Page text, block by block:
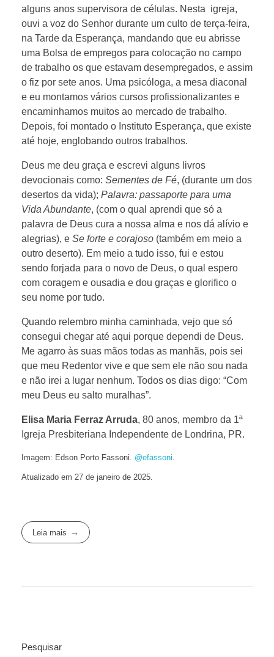
alguns anos supervisora de células. Nesta igreja,
ouvi a voz do Senhor durante um culto de terça-feira,
na Tarde da Esperança, mandando que eu abrisse
uma Bolsa de empregos para colocação no campo
de trabalho os que estavam desempregados, e assim
o fiz por sete anos. Uma psicóloga, a mesa diaconal
e eu montamos vários cursos profissionalizantes e
encaminhamos muitos ao mercado de trabalho.
Depois, foi montado o Instituto Esperança, que existe
até hoje, englobando outros trabalhos.
Deus me deu graça e escrevi alguns livros
devocionais como: Sementes de Fé, (durante um dos
desertos da vida); Palavra: passaporte para uma
Vida Abundante, (com o qual aprendi que só a
palavra de Deus cura a nossa alma e nos dá alívio e
alegrias), e Se forte e corajoso (também em meio a
outro deserto). Em meio a tudo isso, fui e estou
sendo forjada para o novo de Deus, o qual espero
com coragem e ousadia e dou graças e glorifico o
seu nome por tudo.
Quando relembro minha caminhada, vejo que só
consegui chegar até aqui porque dependi de Deus.
Me agarro às suas mãos todas as manhãs, pois sei
que meu Redentor vive e que sem ele não sou nada
e não irei a lugar nenhum. Todos os dias digo: “Com
meu Deus eu salto muralhas”.
Elisa Maria Ferraz Arruda, 80 anos, membro da 1ª
Igreja Presbiteriana Independente de Londrina, PR.
Imagem: Edson Porto Fassoni. @efassoni
Atualizado em 27 de janeiro de 2025.
Leia mais
Pesquisar